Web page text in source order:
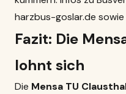
harzbus-goslar.de
Fazit: Die
lohnt sich
Die Mensa TU